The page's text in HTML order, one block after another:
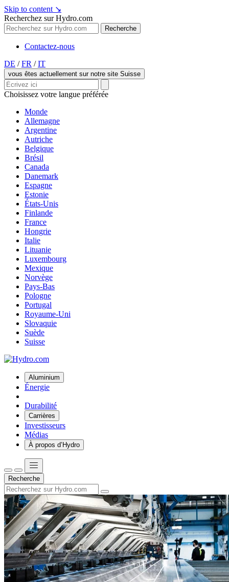
Skip to content ↘
Recherchez sur Hydro.com
Recherche
Contactez-nous
DE / FR / IT
vous êtes actuellement sur notre site Suisse
Choisissez votre langue préférée
Monde
Allemagne
Argentine
Autriche
Belgique
Brésil
Canada
Danemark
Espagne
Estonie
États-Unis
Finlande
France
Hongrie
Italie
Lituanie
Luxembourg
Mexique
Norvège
Pays-Bas
Pologne
Portugal
Royaume-Uni
Slovaquie
Suède
Suisse
Aluminium
Énergie
Durabilité
Carrières
Investisseurs
Médias
À propos d’Hydro
Recherche